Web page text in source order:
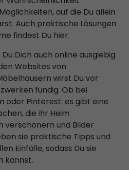
auf die Du allein
Auch praktische Lösungen
findest Du hier.
Dich auch online ausgiebig
Websites von
wirst Du vor
fündig. Ob bei
oder Pinterest: es gibt eine
die ihr Heim
verschönern und Bilder
sie praktische Tipps und
Einfälle, sodass Du sie
kannst.